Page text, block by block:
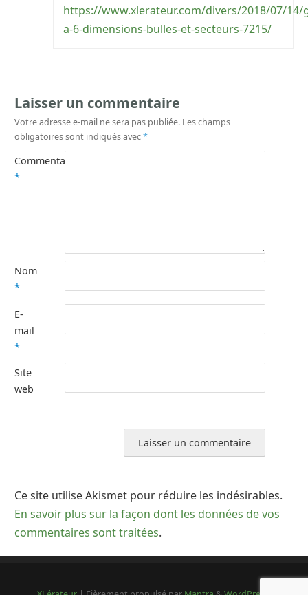
https://www.xlerateur.com/divers/2018/07/14/
a-6-dimensions-bulles-et-secteurs-7215/
Laisser un commentaire
Votre adresse e-mail ne sera pas publiée. Les champs
obligatoires sont indiqués avec*
Commentaire
*
Nom
*
E-
mail
*
Site
web
Ce site utilise Akismet pour réduire les indésirables.
En savoir plus sur la façon dont les données de vos
commentaires sont traitées.